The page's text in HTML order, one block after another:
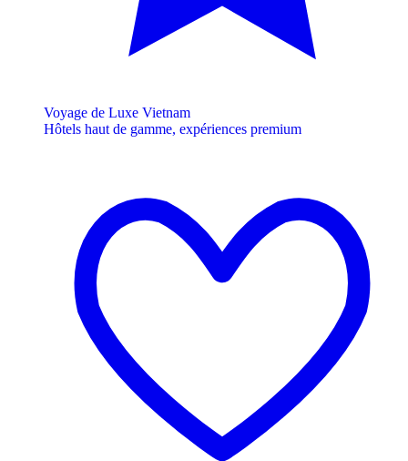
Voyage de Luxe Vietnam
Hôtels haut de gamme, expériences premium